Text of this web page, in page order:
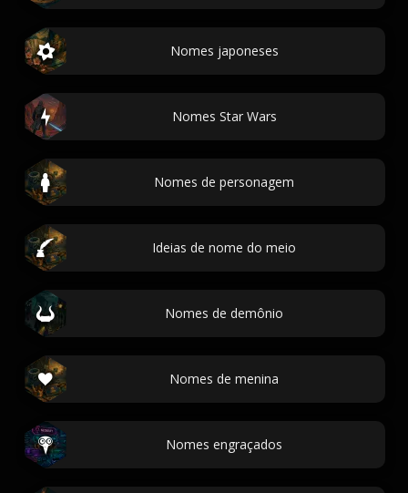
Nomes japoneses
Nomes Star Wars
Nomes de personagem
Ideias de nome do meio
Nomes de demônio
Nomes de menina
Nomes engraçados